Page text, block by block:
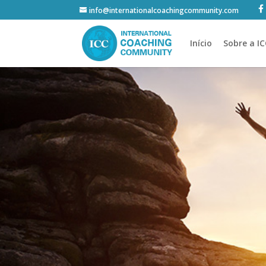
info@internationalcoachingcommunity.com
Início Sobre a